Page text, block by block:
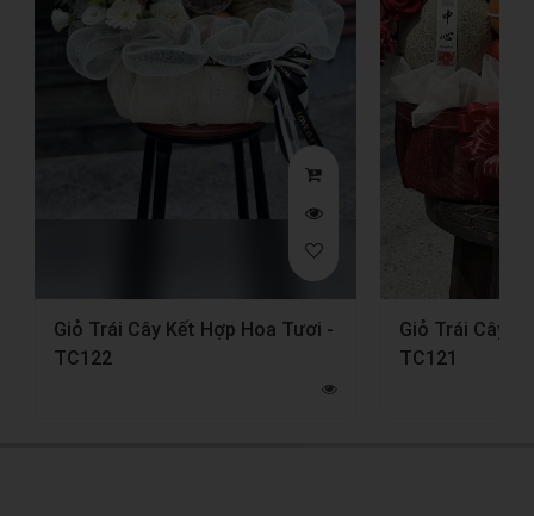
Giỏ Trái Cây Kết Hợp Hoa Tươi -
TC122
Giỏ Trái Cây
TC121